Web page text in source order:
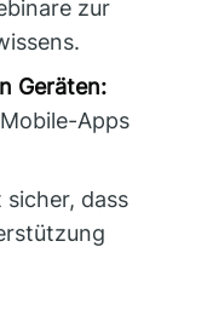
zur
Geräten:
Apps
sicher, dass